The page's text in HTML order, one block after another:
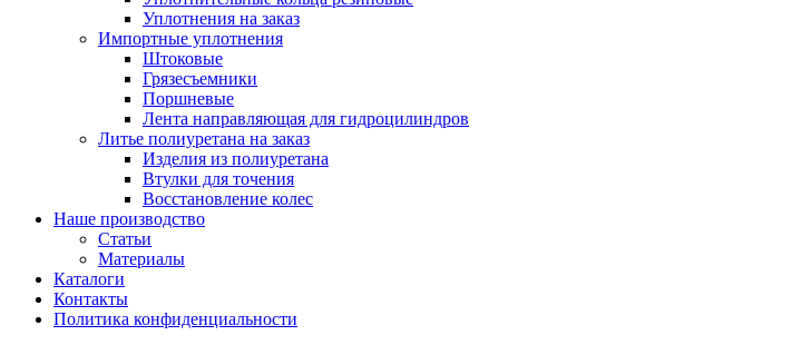
Уплотнения на заказ
Импортные уплотнения
Штоковые
Грязесъемники
Поршневые
Лента направляющая для гидроцилиндров
Литье полиуретана на заказ
Изделия из полиуретана
Втулки для точения
Восстановление колес
Наше производство
Статьи
Материалы
Каталоги
Контакты
Политика конфиденциальности